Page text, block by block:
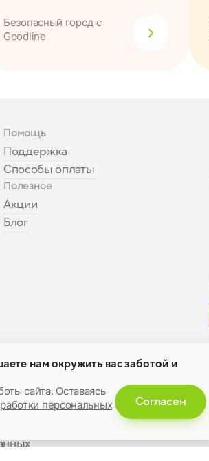
Безопасный город с
Goodline
Помощь
Поддержка
Способы оплаты
Полезное
Акции
Блог
приложение
iOS и Android
нам окружить вас заботой и
сайта. Оставаясь
персональных
Согласен